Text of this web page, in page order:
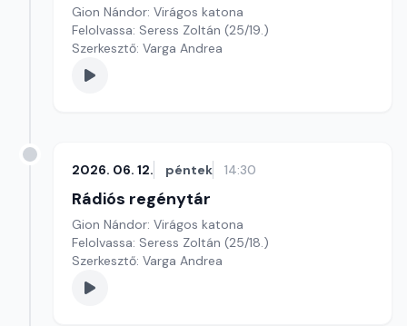
Gion Nándor: Virágos katona
Felolvassa: Seress Zoltán (25/19.)
Szerkesztő: Varga Andrea
2026. 06. 12. péntek 14:30
Rádiós regénytár
Gion Nándor: Virágos katona
Felolvassa: Seress Zoltán (25/18.)
Szerkesztő: Varga Andrea